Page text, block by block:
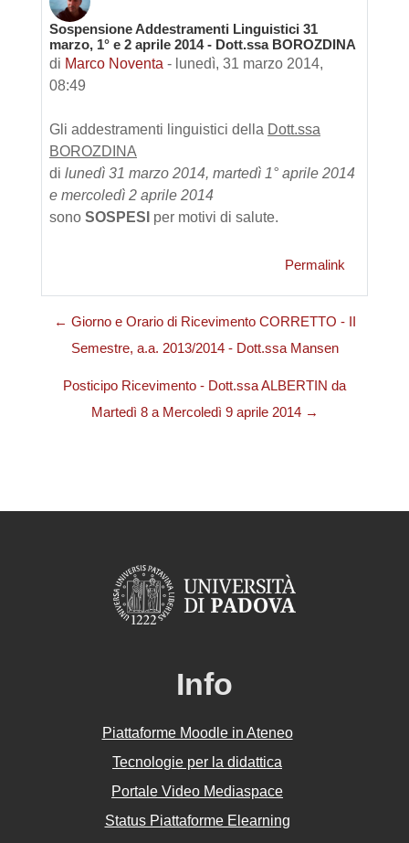
Sospensione Addestramenti Linguistici 31
marzo, 1° e 2 aprile 2014 - Dott.ssa BOROZDINA
di Marco Noventa - lunedì, 31 marzo 2014,
08:49
Numero di risposte: 0
Gli addestramenti linguistici della Dott.ssa
BOROZDINA
di lunedì 31 marzo 2014, martedì 1° aprile 2014
e mercoledì 2 aprile 2014
sono SOSPESI per motivi di salute.
Permalink
← Giorno e Orario di Ricevimento CORRETTO - II
Semestre, a.a. 2013/2014 - Dott.ssa Mansen
Posticipo Ricevimento - Dott.ssa ALBERTIN da
Martedì 8 a Mercoledì 9 aprile 2014 →
Info
Piattaforme Moodle in Ateneo
Tecnologie per la didattica
Portale Video Mediaspace
Status Piattaforme Elearning